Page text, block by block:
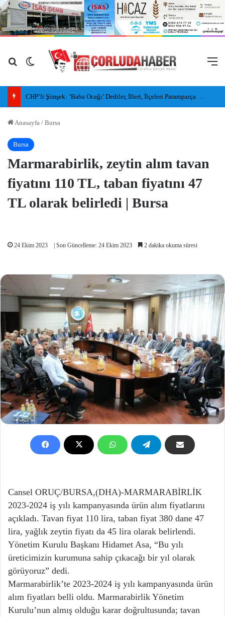
Arama yap ...
Dış görünümü değiştir
Anasayfa / Bursa
Bursa
Marmarabirlik, zeytin alım tavan
fiyatını 110 TL, taban fiyatını 47
TL olarak belirledi | Bursa
24 Ekim 2023 | Son Güncelleme: 24 Ekim 2023 2 dakika okuma süresi
Cansel ORUÇ/BURSA,(DHA)-MARMARABİRLİK
2023-2024 iş yılı kampanyasında ürün alım fiyatlarını
açıkladı. Tavan fiyat 110 lira, taban fiyat 380 dane 47
lira, yağlık zeytin fiyatı da 45 lira olarak belirlendi.
Yönetim Kurulu Başkanı Hidamet Asa, “Bu yılı
üreticimizin kurumuna sahip çıkacağı bir yıl olarak
görüyoruz” dedi.
Marmarabirlik’te 2023-2024 iş yılı kampanyasında ürün
alım fiyatları belli oldu. Marmarabirlik Yönetim
Kurulu’nun almış olduğu karar doğrultusunda; tavan